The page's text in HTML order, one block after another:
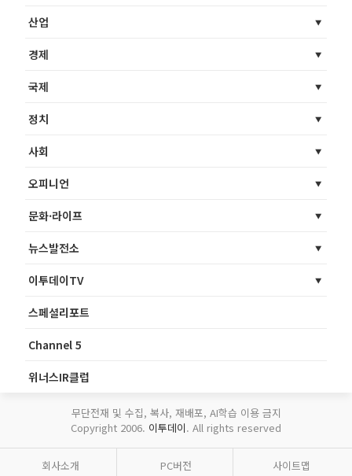
산업
경제
국제
정치
사회
오피니언
문화·라이프
뉴스발전소
이투데이TV
스페셜리포트
Channel 5
위너스IR클럽
무단전재 및 수집, 복사, 재배포, AI학습 이용 금지
Copyright 2006. 이투데이. All rights reserved
회사소개 PC버전 사이트맵